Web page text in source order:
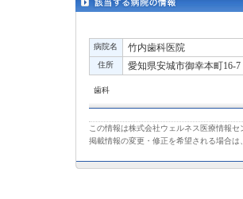
病院名 竹内歯科医院
住所 愛知県安城市御幸本町16-7
歯科
この情報は株式会社ウェルネス医療情報
掲載情報の変更・修正を希望される場合は、